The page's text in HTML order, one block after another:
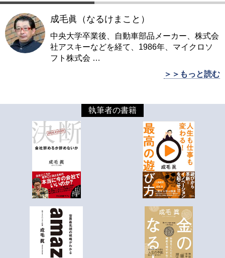
成毛眞（なるけまこと）
中央大学卒業後、自動車部品メーカー、株式会
社アスキーなどを経て、1986年、マイクロソ
フト株式会 …
＞＞もっと読む
執筆者の書籍